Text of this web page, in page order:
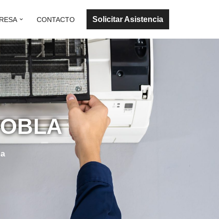
CONTACTO Solicitar Asistencia